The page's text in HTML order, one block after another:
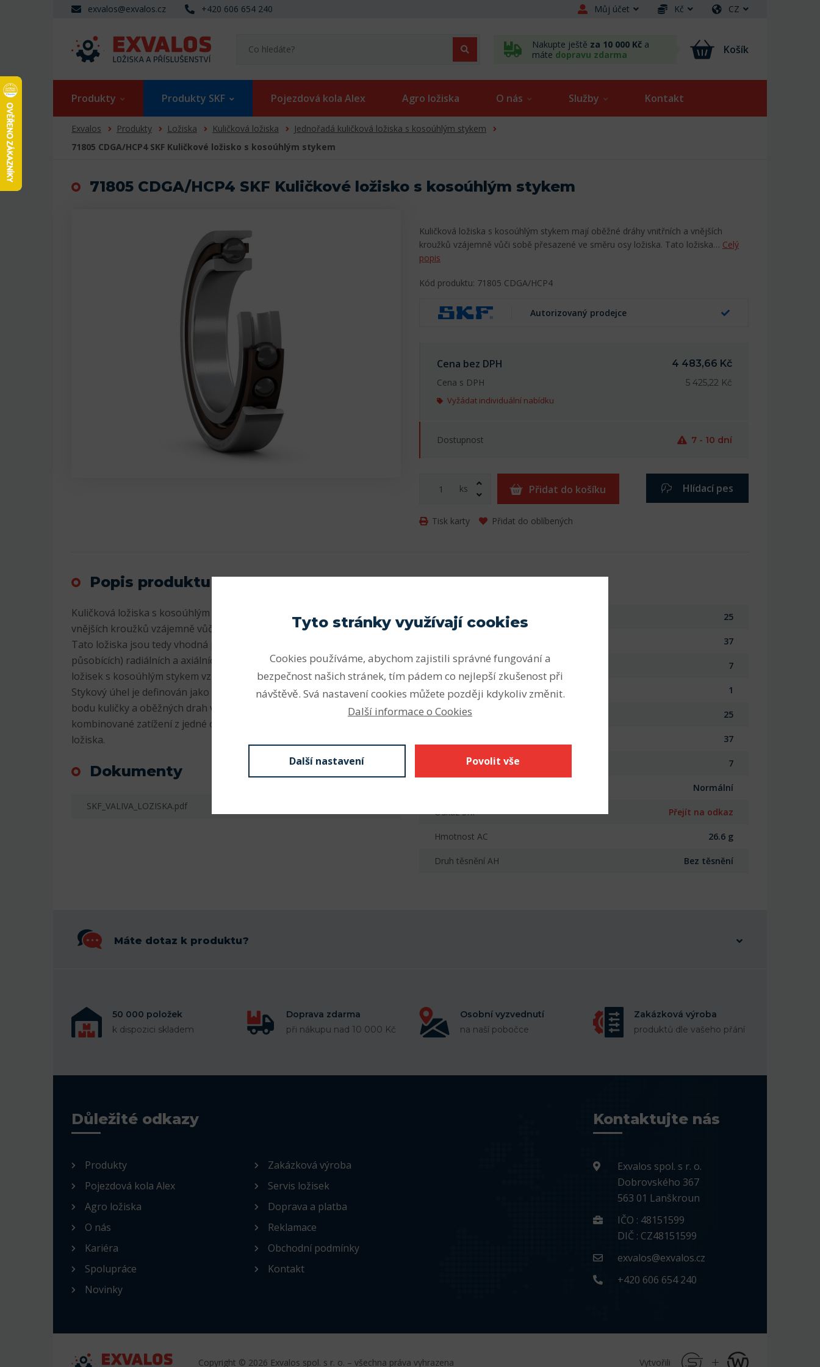
exvalos@exvalos.cz +420 606 654 240 Můj účet Kč CZ
Nakupte ještě za 10 000 Kč a
máte dopravu zdarma Košík
Produkty Produkty SKF Pojezdová kola Alex Agro ložiska O nás Služby Kontakt
Exvalos Produkty Ložiska Kuličková ložiska
Jednořadá kuličková ložiska s kosoúhlým stykem
71805 CDGA/HCP4 SKF Kuličkové ložisko s kosoúhlým stykem
71805 CDGA/HCP4 SKF Kuličkové ložisko s kosoúhlým stykem
Kuličková ložiska s kosoúhlým stykem mají oběžné dráhy vnitřních a vnějších
kroužků vzájemně vůči sobě přesazené ve směru osy ložiska. Tato ložiska… Celý
popis
Kód produktu: 71805 CDGA/HCP4
Autorizovaný prodejce
Cena bez DPH
4 483,66 Kč
Cena s DPH
5 425,22 Kč
Vyžádat individuální nabídku
Dostupnost 7 - 10 dní
ks Přidat do košíku Hlídací pes
Tisk karty Přidat do oblíbených
Popis produktu
Kuličková ložiska s kosoúhlým stykem mají oběžné dráhy vnitřních a
vnějších kroužků vzájemně vůči sobě přesazené ve směru osy ložiska.
Tato ložiska jsou tedy vhodná pro přenášení kombinovaných (současně
působících) radiálních a axiálních zatížení. Axiální únosnost kuličkových
ložisek s kosoúhlým stykem vzrůstá s rostoucím stykovým úhlem.
Stykový úhel je definován jako úhel, který svírá spojnice stykového
bodu kuličky a oběžných drah v radiální rovině, po níž je přenášeno
kombinované zatížení z jedné oběžné dráhy na druhou, s kolmicí k ose
ložiska.
Dokumenty
SKF_VALIVA_LOZISKA.pdf
Parametry
Vnitřní průměr (mm) 25
37
Šířka (mm) 7
Počet řad 1
Vnitřní průměr (mm) 25
37
Šířka - B (mm) F 7
Normální
Odkaz SKF Přejít na odkaz
Hmotnost AC 26.6 g
Druh těsnění AH Bez těsnění
Máte dotaz k produktu?
50 000 položek
k dispozici skladem
Doprava zdarma
při nákupu nad 10 000 Kč
Osobní vyzvednutí
na naší pobočce
Zakázková výroba
produktů dle vašeho přání
Důležité odkazy
Produkty
Pojezdová kola Alex
Agro ložiska
O nás
Kariéra
Spolupráce
Novinky
Zakázková výroba
Servis ložisek
Doprava a platba
Reklamace
Obchodní podmínky
Kontakt
Kontaktujte nás
Exvalos spol. s r. o.
Dobrovského 367
563 01 Lanškroun
IČO : 48151599
DIČ : CZ48151599
exvalos@exvalos.cz
+420 606 654 240
Copyright © 2026 Exvalos spol. s r. o. – všechna práva vyhrazena Vytvořili
Tyto stránky využívají cookies
Cookies používáme, abychom zajistili správné fungování a
bezpečnost našich stránek, tím pádem co nejlepší zkušenost při
návštěvě. Svá nastavení cookies můžete později kdykoliv změnit.
Další informace o Cookies
Další nastavení Povolit vše